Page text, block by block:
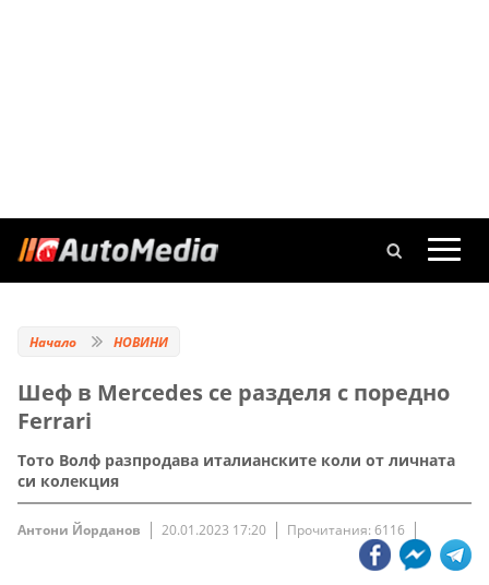
Начало НОВИНИ
Шеф в Mercedes се разделя с поредно
Ferrari
Тото Волф разпродава италианските коли от личната
си колекция
Антони Йорданов 20.01.2023 17:20 Прочитания: 6116